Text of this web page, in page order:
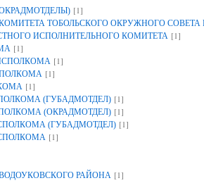
[1]
ТОБОЛЬСКОГО ОКРУЖНОГО СОВЕТА
ИСПОЛНИТЕЛЬНОГО КОМИТЕТА [1]
[1]
[1]
[1]
[1]
(ГУБАДМОТДЕЛ) [1]
(ОКРАДМОТДЕЛ) [1]
(ГУБАДМОТДЕЛ) [1]
[1]
РАЙОНА [1]